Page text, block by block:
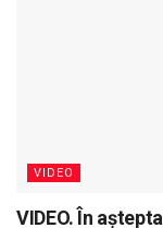
VIDEO
VIDEO. În